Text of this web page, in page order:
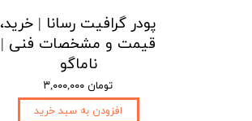
پودر گرافیت رسانا | خرید،
قیمت و مشخصات فنی |
ناماگو
۳,۰۰۰,۰۰۰ تومان
افزودن به سبد خرید